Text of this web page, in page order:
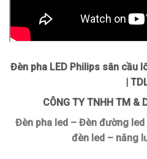
Đèn pha LED Philips sân cầu
|
CÔNG TY TNHH TM &
Đèn pha led – Đèn đường
đèn led – năng